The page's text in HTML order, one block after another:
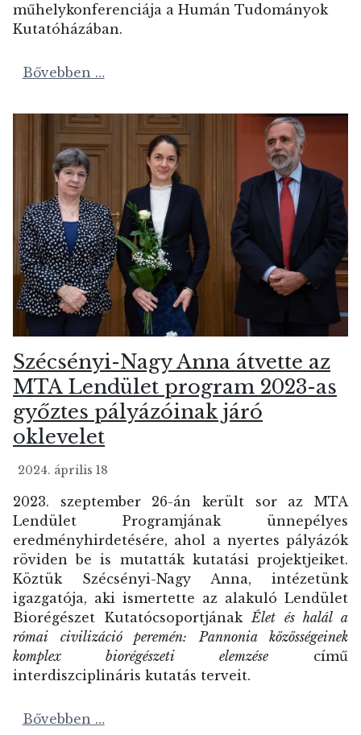
műhelykonferenciája a Humán Tudományok
Kutatóházában.
Bővebben …
Szécsényi-Nagy Anna átvette az
MTA Lendület program 2023-as
győztes pályázóinak járó
oklevelet
2024. április 18
2023. szeptember 26-án került sor az MTA
Lendület Programjának ünnepélyes
eredményhirdetésére, ahol a nyertes pályázók
röviden be is mutatták kutatási projektjeiket.
Köztük Szécsényi-Nagy Anna, intézetünk
igazgatója, aki ismertette az alakuló Lendület
Biorégészet Kutatócsoportjának Élet és halál a
római civilizáció peremén: Pannonia közösségeinek
komplex biorégészeti elemzése című
interdiszciplináris kutatás terveit.
Bővebben …